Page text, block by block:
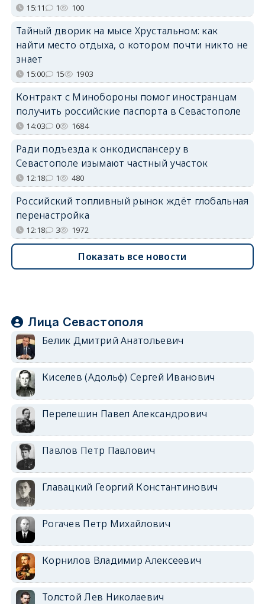
15:11 1 100
Тайный дворик на мысе Хрустальном: как
найти место отдыха, о котором почти никто не
знает
15:00 15 1903
Контракт с Минобороны помог иностранцам
получить российские паспорта в Севастополе
14:03 0 1684
Ради подъезда к онкодиспансеру в
Севастополе изымают частный участок
12:18 1 480
Российский топливный рынок ждёт глобальная
перенастройка
12:18 3 1972
Показать все новости
Лица Севастополя
Белик Дмитрий Анатольевич
Киселев (Адольф) Сергей Иванович
Перелешин Павел Александрович
Павлов Петр Павлович
Главацкий Георгий Константинович
Рогачев Петр Михайлович
Корнилов Владимир Алексеевич
Толстой Лев Николаевич